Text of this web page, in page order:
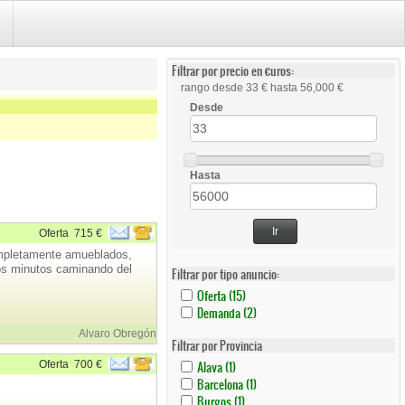
Oferta 715 €
amueblados,
minutos caminando del
Alvaro Obregón
Oferta 700 €
Filtrar por precio en €uros:
rango desde 33 € hasta 56,000 €
Desde
Hasta
Ir
Filtrar por tipo anuncio:
Apply
Oferta
Filter
Oferta (15)
Oferta
Filter
Apply
Demanda
Filter
Demanda (2)
Filtrar por Provincia
Apply
Alava
Filter
Alava (1)
Alava
Filter
Apply
Barcelona
Barcelona (1)
ApplyBurgos (1)